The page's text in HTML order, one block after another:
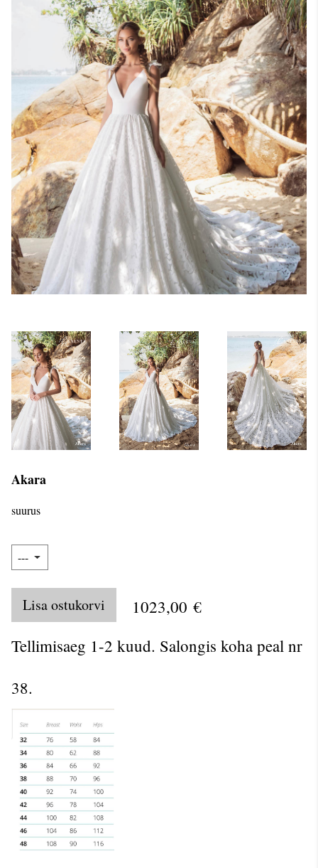
Akara
suurus
Lisa ostukorvi
1023,00 €
Tellimisaeg 1-2 kuud. Salongis koha peal nr
38.